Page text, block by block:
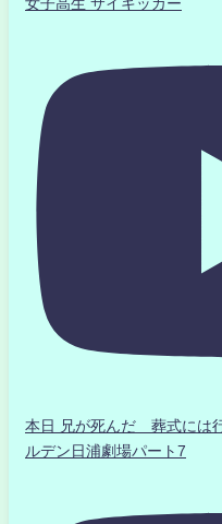
女子高生 サイキッカー
本日 兄が死んだ 葬式には
ルデン日浦劇場パート7